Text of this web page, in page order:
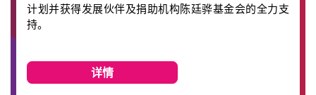
计划并获得发展伙伴及捐助机构陈廷骅基金会的全力支
持。
详情